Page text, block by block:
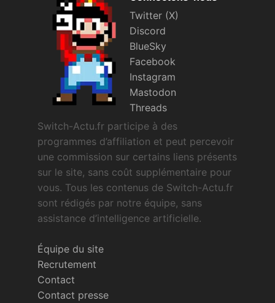
Twitter (X)
Discord
BlueSky
Facebook
Instagram
Mastodon
Threads
Switch-Actu.fr participe à des
programmes d’affiliation et peut percevoir
une commission sur certains liens présents
sur le site, sans coût supplémentaire pour
vous. Tous les contenus de Switch-Actu.fr
sont rédigés par notre équipe, sans
assistance d’intelligence artificielle.
Équipe du site
Recrutement
Contact
Contact presse